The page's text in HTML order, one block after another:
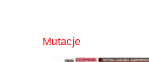
Mutacje